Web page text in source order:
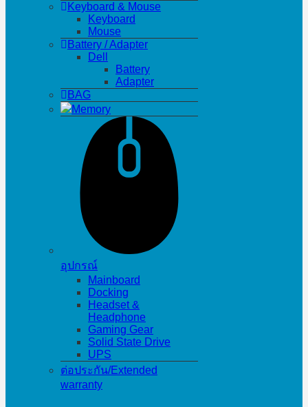
Keyboard & Mouse
Keyboard
Mouse
Battery / Adapter
Dell
Battery
Adapter
BAG
Memory
อุปกรณ์
Mainboard
Docking
Headset &
Headphone
Gaming Gear
Solid State Drive
UPS
ต่อประกัน/Extended
warranty